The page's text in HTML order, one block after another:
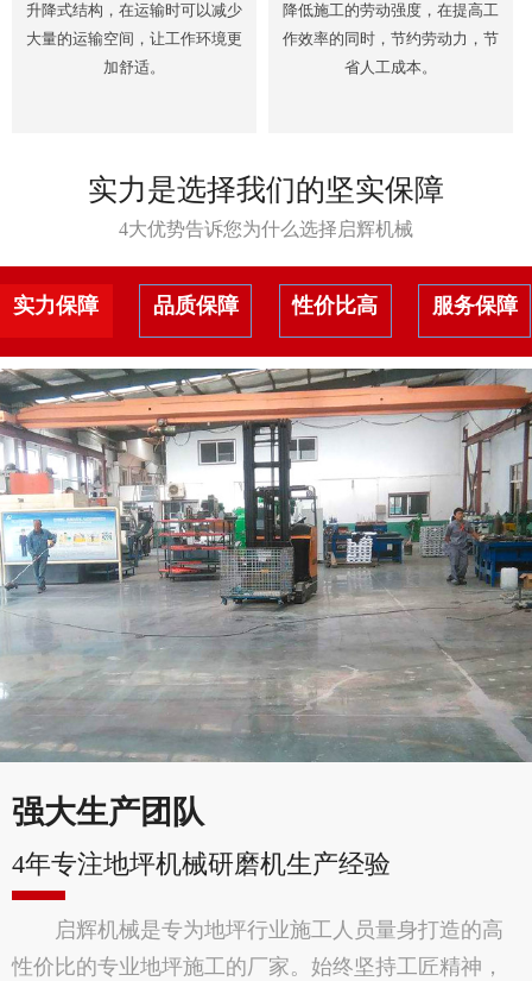
升降式结构，在运输时可以减少
大量的运输空间，让工作环境更
加舒适。
降低施工的劳动强度，在提高工
作效率的同时，节约劳动力，节
省人工成本。
实力是选择我们的坚实保障
4大优势告诉您为什么选择启辉机械
实力保障 品质保障 性价比高 服务保障
强大生产团队
4年专注地坪机械研磨机生产经验
启辉机械是专为地坪行业施工人员量身打造的高
性价比的专业地坪施工的厂家。始终坚持工匠精神，